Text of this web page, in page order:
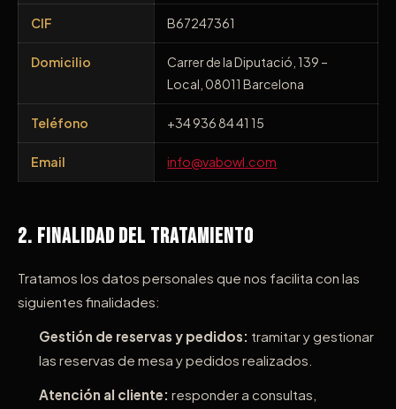
CIF B67247361
Domicilio
Carrer de la Diputació, 139 –
Local, 08011 Barcelona
Teléfono +34 936 84 41 15
Email info@vabowl.com
2. Finalidad del Tratamiento
Tratamos los datos personales que nos facilita con las
siguientes finalidades:
Gestión de reservas y pedidos: tramitar y gestionar
las reservas de mesa y pedidos realizados.
Atención al cliente: responder a consultas,